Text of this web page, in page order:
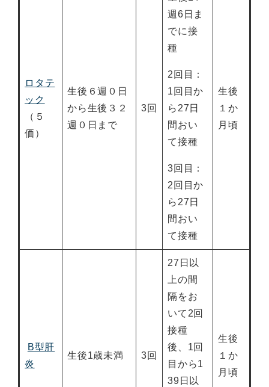
ロタテ
ック
（５
価）
生後６週０日
から生後３２
週０日まで
3回
週6日ま
でに接
種
2回目：
1回目か
ら27日
間おい
て接種
3回目：
2回目か
ら27日
間おい
て接種
生後
１か
月頃
B型肝
炎
生後1歳未満 3回
27日以
上の間
隔をお
いて2回
接種
後、1回
目から1
39日以
生後
１か
月頃